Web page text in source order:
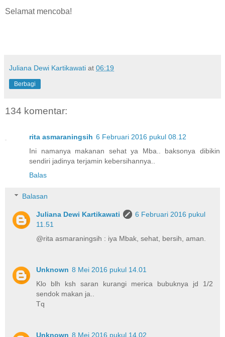
Selamat mencoba!
Juliana Dewi Kartikawati at 06:19
Berbagi
134 komentar:
rita asmaraningsih 6 Februari 2016 pukul 08.12
Ini namanya makanan sehat ya Mba.. baksonya dibikin
sendiri jadinya terjamin kebersihannya..
Balas
Balasan
Juliana Dewi Kartikawati
6 Februari 2016 pukul
11.51
@rita asmaraningsih : iya Mbak, sehat, bersih, aman.
Unknown 8 Mei 2016 pukul 14.01
Klo blh ksh saran kurangi merica bubuknya jd 1/2
sendok makan ja..
Tq
Unknown 8 Mei 2016 pukul 14.02